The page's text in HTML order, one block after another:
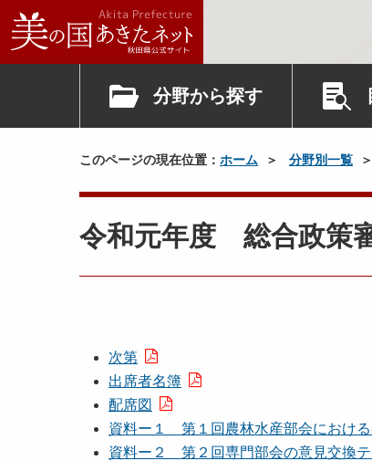
分野から探す
このページの現在位置： ホーム 分野別一覧
令和元年度 総合政策
次第
出席者名簿
配席図
資料ー１ 第１回農林水産部会におけ
資料ー２ 第２回専門部会の意見交換